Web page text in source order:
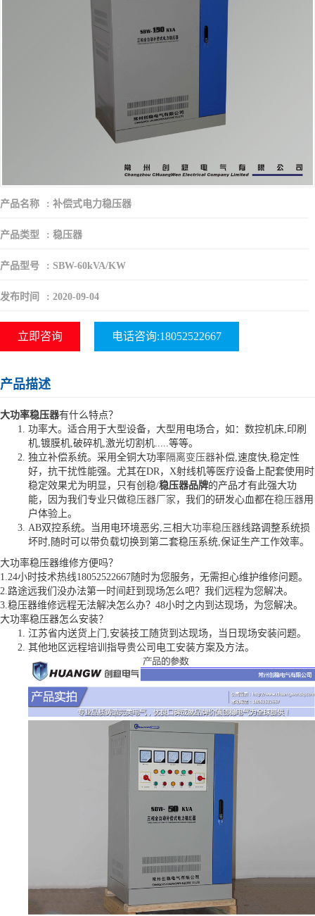
产品名称 : 补偿式电力稳压器
产品类型 : 稳压器
产品型号 : SBW-60kVA/KW
发布时间 : 2020-09-04
立即咨询 电话咨询:18052522667
产品描述
大功率稳压器有什么特点？
功率大。适合用于大型设备，大型用电场合，如：数控机床,印刷
机,镀膜机,破碎机,激光切割机.....等等。
独立补偿系统。采用全铜大功率隔离变压器补偿,速度快,稳定性
好，抗干扰性能强。尤其在DR，X射线机等医疗设备上配套使用时
稳定效果尤为明显，只有创稳/稳压器品牌的产品才有此强大功
能，因为我们专业只做稳压器厂家 ，我们的研发心血都在稳压器用
户体验上。
AB双控系统。当用电环境恶劣,三相大功率稳压器线路调整系统损
坏时,随时可以带负载切换到第二套稳压系统,保证生产工作效率。
大功率稳压器维修方便吗？
1.24小时技术热线18052522667随时为您服务，无需担心维护维修问题。
2.路途远我们没办法第一时间赶到现场怎么吧？我们远程为您解决。
3.稳压器维修远程无法解决怎么办？48小时之内到达现场，为您解决。
大功率稳压器怎么安装？
江苏省内送货上门,安装技工随货到达现场，当日现场安装问题。
其他地区远程培训指导贵公司电工安装方案及方法。